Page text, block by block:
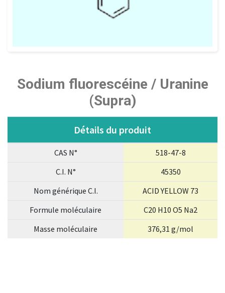
Sodium fluorescéine / Uranine
(Supra)
Détails du produit
CAS N°
518-47-8
C.I. N°
45350
Nom générique C.I.
ACID YELLOW 73
Formule moléculaire
C20 H10 O5 Na2
Masse moléculaire
376,31 g/mol